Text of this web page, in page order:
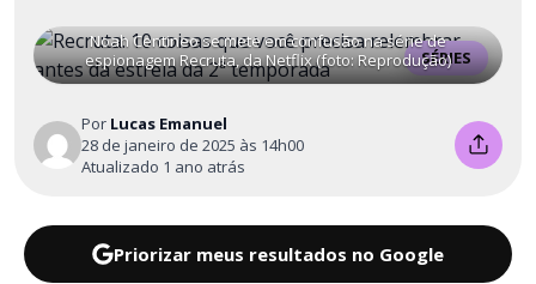
SÉRIES
Noah Centineo se mete em confusão na série de
espionagem Recruta, da Netflix (foto: Reprodução)
Por Lucas Emanuel
28 de janeiro de 2025 às 14h00
Atualizado 1 ano atrás
Priorizar meus resultados no Google